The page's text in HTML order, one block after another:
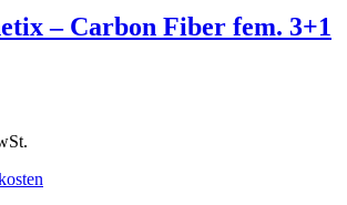
– Carbon Fiber fem. 3+1